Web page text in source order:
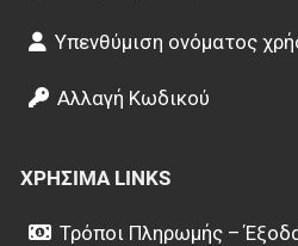
Υπενθύμιση ονόματος
Αλλαγή Κωδικού
ΧΡΉΣΙΜΑ LINKS
Τρόποι Πληρωμής –